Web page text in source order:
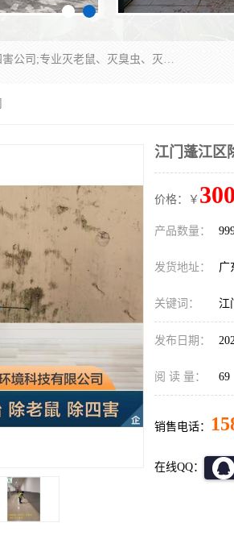
江门市瑞可环境科技有限公司是具有白蚁防治资质的大型专业除四害公司;专业灭老鼠、灭臭虫、灭蟑螂、灭跳蚤、灭蚊、灭蝇、灭白蚁、防蛇等各种害虫的防治。经过多年的努力，公司发展成为集PCO研究、生物制药、害虫防治于一体的专业杀虫灭鼠公司。
江门蓬江区
价格：￥
产品数量：
发货地址： 广
关键词： 江
发布日期：
阅 读 量： 69
销售电话：
在线QQ：